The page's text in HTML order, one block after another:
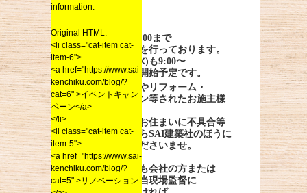
弊社は本日18:00まで
通常通り営業を行っております。
また明日6/4(水)も9:00〜
通常通り営業開始予定です。
弊社にて新築やリフォーム・
リノベーション等されたお施主様
で、
台風の影響でお住まいに不具合等
ございましたらSAI建築社のほうに
すぐご連絡くださいませ。
営業時間外でも会社の方または
担当営業や担当現場監督に
information:
Original HTML:
<li class="cat-item cat-
item-6">
<a href="https://www.sai-
kenchiku.com/blog/?
cat=6" >イベントキャン
ペーン</a>
</li>
<li class="cat-item cat-
item-5">
<a href="https://www.sai-
kenchiku.com/blog/?
cat=5" >リノベーション